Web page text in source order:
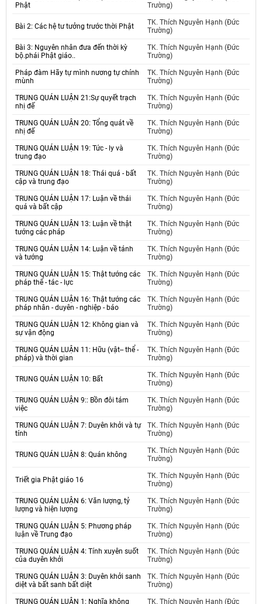
Phật
Trường)
Bài 2: Các hệ tư tưởng trước thời Phật
TK. Thích Nguyên Hạnh (Đức
Trường)
Bài 3: Nguyên nhân đưa đến thời kỳ
bộ.phái Phật giáo..
TK. Thích Nguyên Hạnh (Đức
Trường)
Pháp đàm Hãy tự mình nương tự chính
mùnh
TK. Thích Nguyên Hạnh (Đức
Trường)
TRUNG QUÁN LUẬN 21:Sự quyết trạch
nhị đế
TK. Thích Nguyên Hạnh (Đức
Trường)
TRUNG QUÁN LUẬN 20: Tổng quát về
nhị đế
TK. Thích Nguyên Hạnh (Đức
Trường)
TRUNG QUÁN LUẬN 19: Tức - ly và
trung đạo
TK. Thích Nguyên Hạnh (Đức
Trường)
TRUNG QUÁN LUẬN 18: Thái quá - bất
cập và trung đạo
TK. Thích Nguyên Hạnh (Đức
Trường)
TRUNG QUÁN LUẬN 17: Luận về thái
quá và bất cập
TK. Thích Nguyên Hạnh (Đức
Trường)
TRUNG QUÁN LUẬN 13: Luận về thật
tướng các pháp
TK. Thích Nguyên Hạnh (Đức
Trường)
TRUNG QUÁN LUẬN 14: Luận về tánh
và tướng
TK. Thích Nguyên Hạnh (Đức
Trường)
TRUNG QUÁN LUẬN 15: Thật tướng các
pháp thể - tác - lực
TK. Thích Nguyên Hạnh (Đức
Trường)
TRUNG QUÁN LUẬN 16: Thật tướng các
pháp nhân - duyên - nghiệp - báo
TK. Thích Nguyên Hạnh (Đức
Trường)
TRUNG QUÁN LUẬN 12: Không gian và
sự vận động
TK. Thích Nguyên Hạnh (Đức
Trường)
TRUNG QUÁN LUẬN 11: Hữu (vật-- thể -
pháp) và thời gian
TK. Thích Nguyên Hạnh (Đức
Trường)
TRUNG QUÁN LUẬN 10: Bất
TK. Thích Nguyên Hạnh (Đức
Trường)
TRUNG QUÁN LUẬN 9:: Bồn đôi tám
việc
TK. Thích Nguyên Hạnh (Đức
Trường)
TRUNG QUÁN LUẬN 7: Duyên khởi và tự
tính
TK. Thích Nguyên Hạnh (Đức
Trường)
TRUNG QUÁN LUẬN 8: Quán không
TK. Thích Nguyên Hạnh (Đức
Trường)
Triết gia Phật giáo 16
TK. Thích Nguyên Hạnh (Đức
Trường)
TRUNG QUÁN LUẬN 6: Văn lượng, tỷ
lượng và hiện lượng
TK. Thích Nguyên Hạnh (Đức
Trường)
TRUNG QUÁN LUẬN 5: Phương pháp
luận về Trung đạo
TK. Thích Nguyên Hạnh (Đức
Trường)
TRUNG QUÁN LUẬN 4: Tính xuyên suốt
của duyên khởi
TK. Thích Nguyên Hạnh (Đức
Trường)
TRUNG QUÁN LUẬN 3: Duyên khởi sanh
diệt và bất sanh bất diệt
TK. Thích Nguyên Hạnh (Đức
Trường)
TRUNG QUÁN LUẬN 1: Nghĩa không TK. Thích Nguyên Hạnh (Đức